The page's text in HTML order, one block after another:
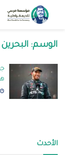
الوسم: البحرين
الأحدث